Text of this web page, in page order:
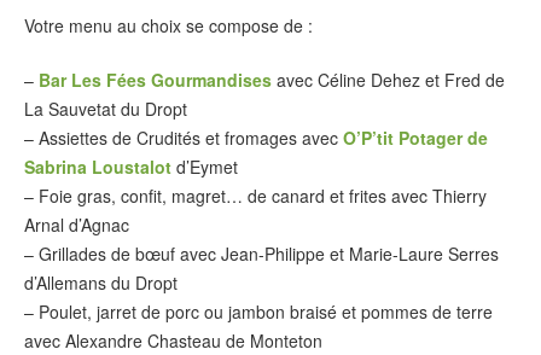
Votre menu au choix se compose de :
– Bar Les Fées Gourmandises avec Céline Dehez et Fred de
La Sauvetat du Dropt
– Assiettes de Crudités et fromages avec O’P’tit Potager de
Sabrina Loustalot d’Eymet
– Foie gras, confit, magret… de canard et frites avec Thierry
Arnal d’Agnac
– Grillades de bœuf avec Jean-Philippe et Marie-Laure Serres
d’Allemans du Dropt
– Poulet, jarret de porc ou jambon braisé et pommes de terre
avec Alexandre Chasteau de Monteton